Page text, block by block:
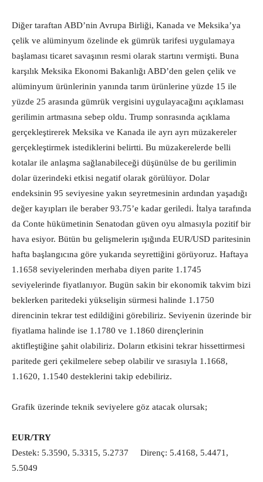
Diğer taraftan ABD’nin Avrupa Birliği, Kanada ve Meksika’ya
çelik ve alüminyum özelinde ek gümrük tarifesi uygulamaya
başlaması ticaret savaşının resmi olarak startını vermişti. Buna
karşılık Meksika Ekonomi Bakanlığı ABD’den gelen çelik ve
alüminyum ürünlerinin yanında tarım ürünlerine yüzde 15 ile
yüzde 25 arasında gümrük vergisini uygulayacağını açıklaması
gerilimin artmasına sebep oldu. Trump sonrasında açıklama
gerçekleştirerek Meksika ve Kanada ile ayrı ayrı müzakereler
gerçekleştirmek istediklerini belirtti. Bu müzakerelerde belli
kotalar ile anlaşma sağlanabileceği düşünülse de bu gerilimin
dolar üzerindeki etkisi negatif olarak görülüyor. Dolar
endeksinin 95 seviyesine yakın seyretmesinin ardından yaşadığı
değer kayıpları ile beraber 93.75’e kadar geriledi. İtalya tarafında
da Conte hükümetinin Senatodan güven oyu almasıyla pozitif bir
hava esiyor. Bütün bu gelişmelerin ışığında EUR/USD paritesinin
hafta başlangıcına göre yukarıda seyrettiğini görüyoruz. Haftaya
1.1658 seviyelerinden merhaba diyen parite 1.1745
seviyelerinde fiyatlanıyor. Bugün sakin bir ekonomik takvim bizi
beklerken paritedeki yükselişin sürmesi halinde 1.1750
direncinin tekrar test edildiğini görebiliriz. Seviyenin üzerinde bir
fiyatlama halinde ise 1.1780 ve 1.1860 dirençlerinin
aktifleştiğine şahit olabiliriz. Doların etkisini tekrar hissettirmesi
paritede geri çekilmelere sebep olabilir ve sırasıyla 1.1668,
1.1620, 1.1540 desteklerini takip edebiliriz.
Grafik üzerinde teknik seviyelere göz atacak olursak;
EUR/TRY
Destek: 5.3590, 5.3315, 5.2737 Direnç: 5.4168, 5.4471,
5.5049